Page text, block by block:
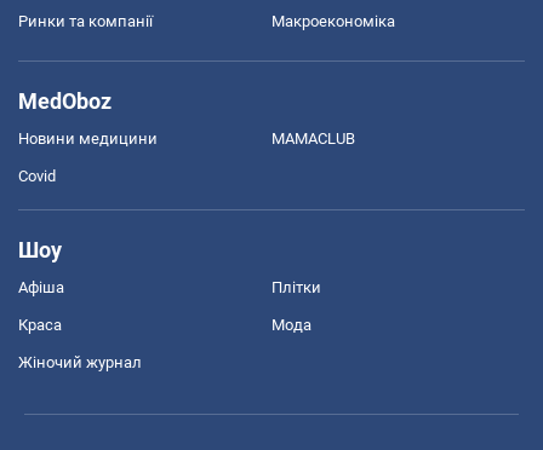
Ринки та компанії Макроекономіка
MedOboz
Новини медицини MAMACLUB
Covid
Шоу
Афіша Плітки
Краса Мода
Жіночий журнал